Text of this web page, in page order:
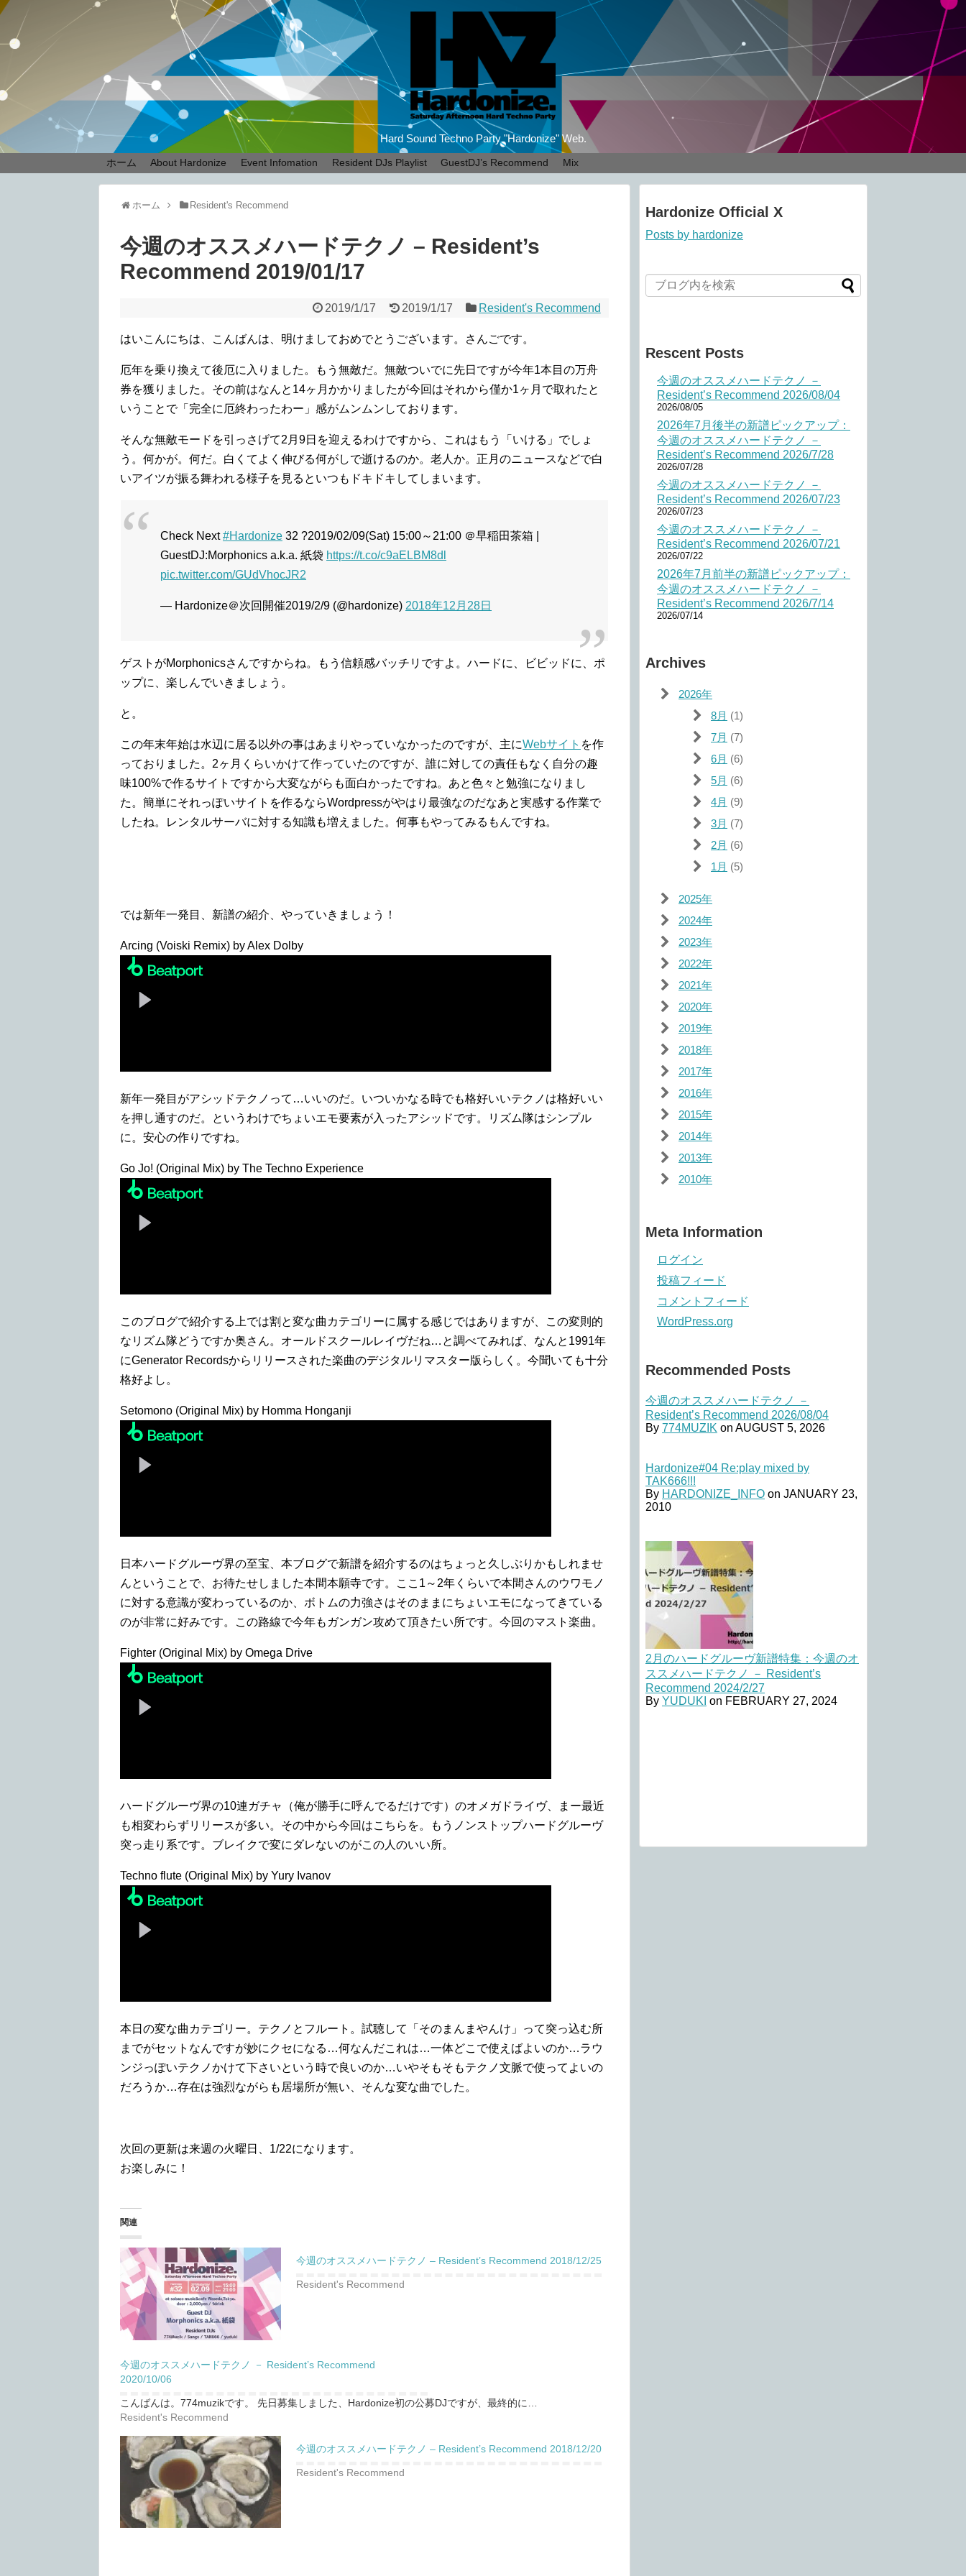
Hard Sound Techno Party "Hardonize" Web.
ホーム About Hardonize Event Infomation Resident DJs Playlist GuestDJ’s Recommend Mix
ホーム Resident's Recommend
今週のオススメハードテクノ – Resident’s
Recommend 2019/01/17
2019/1/17 2019/1/17 Resident's Recommend
はいこんにちは、こんばんは、明けましておめでとうございます。さんごです。
厄年を乗り換えて後厄に入りました。もう無敵だ。無敵ついでに先日ですが今年1本目の万舟
券を獲りました。その前はなんと14ヶ月かかりましたが今回はそれから僅か1ヶ月で取れたと
いうことで「完全に厄終わったわー」感がムンムンしております。
そんな無敵モードを引っさげて2月9日を迎えるわけですから、これはもう「いける」でしょ
う。何かが。何だ。白くてよく伸びる何がしで逝けるのか。老人か。正月のニュースなどで白
いアイツが振る舞われる様子を見るといつもドキドキしてしまいます。
Check Next#Hardonize 32 ?2019/02/09(Sat) 15:00～21:00 ＠早稲田茶箱 |
GuestDJ:Morphonics a.k.a. 紙袋 https://t.co/c9aELBM8dl
pic.twitter.com/GUdVhocJR2
— Hardonize＠次回開催2019/2/9 (@hardonize) 2018年12月28日
ゲストがMorphonicsさんですからね。もう信頼感バッチリですよ。ハードに、ビビッドに、ポ
ップに、楽しんでいきましょう。
と。
この年末年始は水辺に居る以外の事はあまりやっていなかったのですが、主にWebサイト を作
っておりました。2ヶ月くらいかけて作っていたのですが、誰に対しての責任もなく自分の趣
味100%で作るサイトですから大変ながらも面白かったですね。あと色々と勉強になりまし
た。簡単にそれっぽいサイトを作るならWordpressがやはり最強なのだなあと実感する作業で
したね。レンタルサーバに対する知識も増えました。何事もやってみるもんですね。
では新年一発目、新譜の紹介、やっていきましょう！
Arcing (Voiski Remix) by Alex Dolby
新年一発目がアシッドテクノって…いいのだ。いついかなる時でも格好いいテクノは格好いい
を押し通すのだ。というわけでちょいエモ要素が入ったアシッドです。リズム隊はシンプル
に。安心の作りですね。
Go Jo! (Original Mix) by The Techno Experience
このブログで紹介する上では割と変な曲カテゴリーに属する感じではありますが、この変則的
なリズム隊どうですか奥さん。オールドスクールレイヴだね…と調べてみれば、なんと1991年
にGenerator Recordsからリリースされた楽曲のデジタルリマスター版らしく。今聞いても十分
格好よし。
Setomono (Original Mix) by Homma Honganji
日本ハードグルーヴ界の至宝、本ブログで新譜を紹介するのはちょっと久しぶりかもしれませ
んということで、お待たせしました本間本願寺です。ここ1～2年くらいで本間さんのウワモノ
に対する意識が変わっているのか、ボトムの力強さはそのままにちょいエモになってきている
のが非常に好みです。この路線で今年もガンガン攻めて頂きたい所です。今回のマスト楽曲。
Fighter (Original Mix) by Omega Drive
ハードグルーヴ界の10連ガチャ（俺が勝手に呼んでるだけです）のオメガドライヴ、まー最近
も相変わらずリリースが多い。その中から今回はこちらを。もうノンストップハードグルーヴ
突っ走り系です。ブレイクで変にダレないのがこの人のいい所。
Techno flute (Original Mix) by Yury Ivanov
本日の変な曲カテゴリー。テクノとフルート。試聴して「そのまんまやんけ」って突っ込む所
までがセットなんですが妙にクセになる…何なんだこれは…一体どこで使えばよいのか…ラウ
ンジっぽいテクノかけて下さいという時で良いのか…いやそもそもテクノ文脈で使ってよいの
だろうか…存在は強烈ながらも居場所が無い、そんな変な曲でした。
次回の更新は来週の火曜日、1/22になります。
お楽しみに！
関連
今週のオススメハードテクノ – Resident’s Recommend 2018/12/25
Resident's Recommend
今週のオススメハードテクノ － Resident’s Recommend
2020/10/06
こんばんは。774muzikです。 先日募集しました、Hardonize初の公募DJですが、最終的に…
Resident's Recommend
今週のオススメハードテクノ – Resident’s Recommend 2018/12/20
Resident's Recommend
Hardonize Official X
Posts by hardonize
Rescent Posts
今週のオススメハードテクノ －
Resident’s Recommend 2026/08/04
2026/08/05
2026年7月後半の新譜ピックアップ：
今週のオススメハードテクノ －
Resident’s Recommend 2026/7/28
2026/07/28
今週のオススメハードテクノ －
Resident’s Recommend 2026/07/23
2026/07/23
今週のオススメハードテクノ －
Resident’s Recommend 2026/07/21
2026/07/22
2026年7月前半の新譜ピックアップ：
今週のオススメハードテクノ －
Resident’s Recommend 2026/7/14
2026/07/14
Archives
2026年
8月 (1)
7月 (7)
6月 (6)
5月 (6)
4月 (9)
3月 (7)
2月 (6)
1月 (5)
2025年
2024年
2023年
2022年
2021年
2020年
2019年
2018年
2017年
2016年
2015年
2014年
2013年
2010年
Meta Information
ログイン
投稿フィード
コメントフィード
WordPress.org
Recommended Posts
今週のオススメハードテクノ －
Resident’s Recommend 2026/08/04
By 774MUZIK on AUGUST 5, 2026
Hardonize#04 Re:play mixed by
TAK666!!!
By HARDONIZE_INFO on JANUARY 23,
2010
2月のハードグルーヴ新譜特集：今週のオ
ススメハードテクノ － Resident’s
Recommend 2024/2/27
By YUDUKI on FEBRUARY 27, 2024